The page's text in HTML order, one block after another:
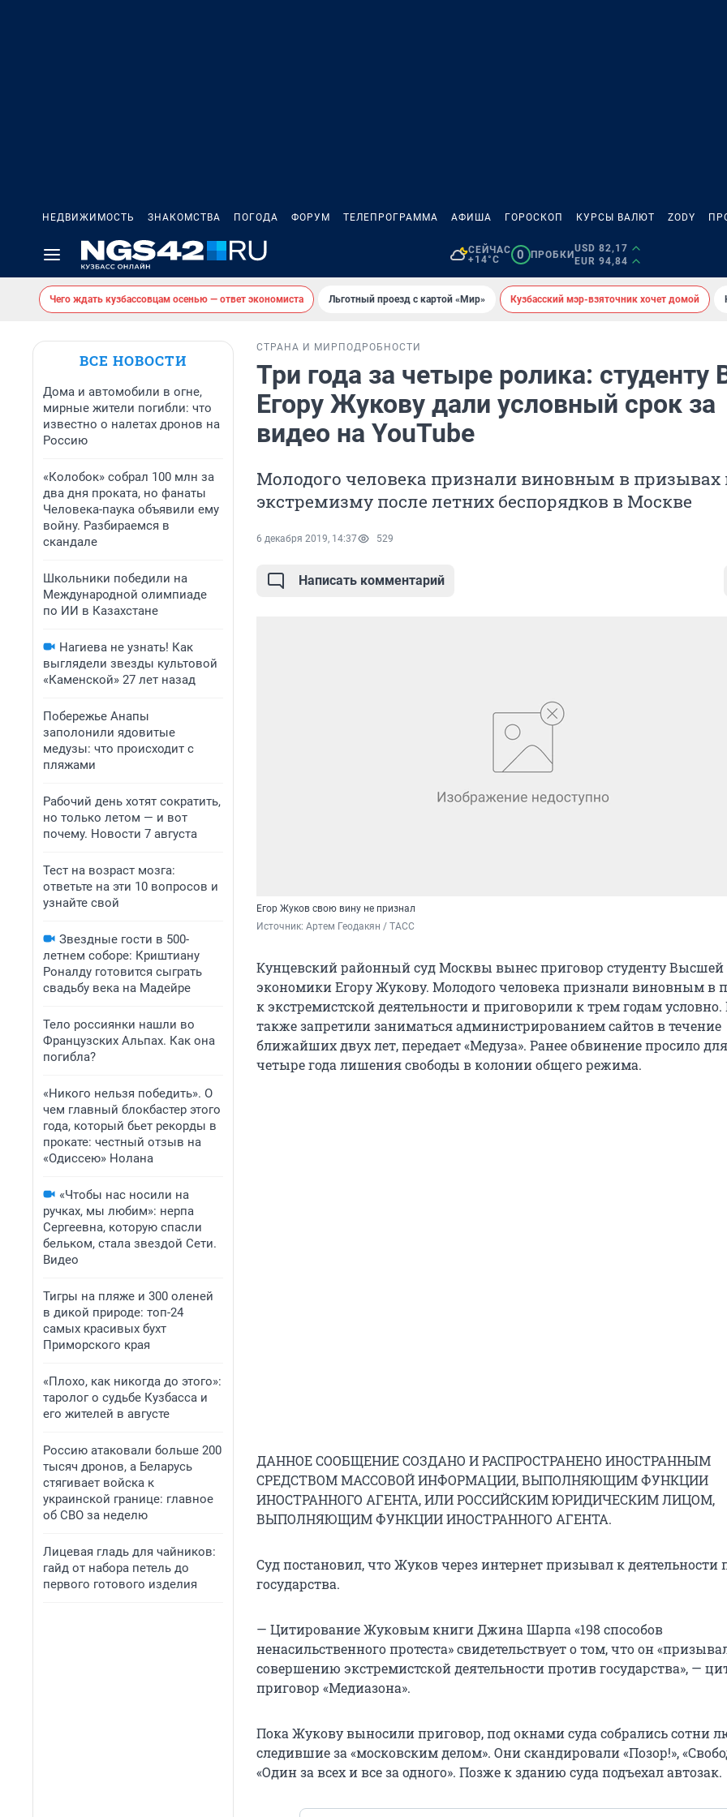
НЕДВИЖИМОСТЬ ЗНАКОМСТВА ПОГОДА ФОРУМ ТЕЛЕПРОГРАММА АФИША ГОРОСКОП КУРСЫ ВАЛЮТ ZODY
СЕЙЧАС
+14°C
0 ПРОБКИ
USD 82,17
EUR 94,84
Чего ждать кузбассовцам осенью — ответ экономиста Льготный проезд с картой «Мир» Кузбасский мэр-взяточник хочет домой
ВСЕ НОВОСТИ
Дома и автомобили в огне,
мирные жители погибли: что
известно о налетах дронов на
Россию
«Колобок» собрал 100 млн за
два дня проката, но фанаты
Человека-паука объявили ему
войну. Разбираемся в
скандале
Школьники победили на
Международной олимпиаде
по ИИ в Казахстане
Нагиева не узнать! Как
выглядели звезды культовой
«Каменской» 27 лет назад
Побережье Анапы
заполонили ядовитые
медузы: что происходит с
пляжами
Рабочий день хотят сократить,
но только летом — и вот
почему. Новости 7 августа
Тест на возраст мозга:
ответьте на эти 10 вопросов и
узнайте свой
Звездные гости в 500-
летнем соборе: Криштиану
Роналду готовится сыграть
свадьбу века на Мадейре
Тело россиянки нашли во
Французских Альпах. Как она
погибла?
«Никого нельзя победить». О
чем главный блокбастер этого
года, который бьет рекорды в
прокате: честный отзыв на
«Одиссею» Нолана
«Чтобы нас носили на
ручках, мы любим»: нерпа
Сергеевна, которую спасли
бельком, стала звездой Сети.
Видео
Тигры на пляже и 300 оленей
в дикой природе: топ-24
самых красивых бухт
Приморского края
«Плохо, как никогда до этого»:
таролог о судьбе Кузбасса и
его жителей в августе
Россию атаковали больше 200
тысяч дронов, а Беларусь
стягивает войска к
украинской границе: главное
об СВО за неделю
Лицевая гладь для чайников:
гайд от набора петель до
первого готового изделия
СТРАНА И МИР ПОДРОБНОСТИ
Три года за четыре ролика:
Егору Жукову дали условный срок за
видео на YouTube
Молодого человека признали виновным в призывах
экстремизму после летних беспорядков в Москве
6 декабря 2019, 14:37 529
Написать комментарий
Егор Жуков свою вину не признал
Источник: Артем Геодакян / ТАСС
Кунцевский районный суд Москвы вынес приговор студенту
экономики Егору Жукову. Молодого человека признали виновным в
к экстремистской деятельности и приговорили к трем годам
также запретили заниматься администрированием сайтов в течение
ближайших двух лет, передает «Медуза». Ранее обвинение просило
четыре года лишения свободы в колонии общего режима.
ДАННОЕ СООБЩЕНИЕ СОЗДАНО И РАСПРОСТРАНЕНО ИНОСТРАННЫМ
СРЕДСТВОМ МАССОВОЙ ИНФОРМАЦИИ, ВЫПОЛНЯЮЩИМ ФУНКЦИИ
ИНОСТРАННОГО АГЕНТА, ИЛИ РОССИЙСКИМ ЮРИДИЧЕСКИМ ЛИЦОМ,
ВЫПОЛНЯЮЩИМ ФУНКЦИИ ИНОСТРАННОГО АГЕНТА.
Суд постановил, что Жуков через интернет призывал к деятельности
государства.
— Цитирование Жуковым книги Джина Шарпа «198 способов
ненасильственного протеста» свидетельствует о том, что он
совершению экстремистской деятельности против государства», —
приговор «Медиазона».
Пока Жукову выносили приговор, под окнами суда собрались сотни
следившие за «московским делом». Они скандировали «Позор!»,
«Один за всех и все за одного». Позже к зданию суда подъехал автозак.